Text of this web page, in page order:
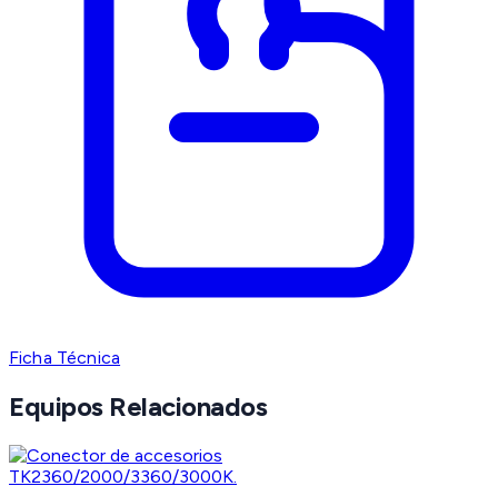
Ficha Técnica
Equipos Relacionados